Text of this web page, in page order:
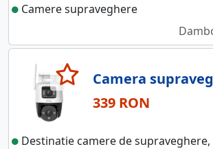
Camere supraveghere
Camera
339 RON
Destinatie camere de